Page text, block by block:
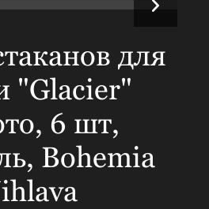
для
"Glacier"
6 шт,
Bohemia